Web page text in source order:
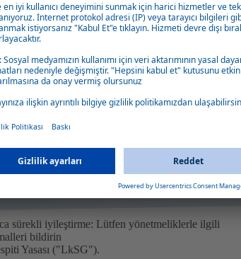
şirketler için yasal gereklilikler son
yakından takip etmeyi daha da
olacak şekilde suistimal ve
uyumluluğa büyük önem verir. Çalışanlar
etmek ve bunlara karşı önlem almak için bir
veya olası uyumsuzluk durumlarını gizli ve
Sistem, harici bir servis sağlayıcı tarafından
sürekli iyileştirme: Lütfen yönetmeliklerle ilgili
bildirin
Yasası ("LkSG").